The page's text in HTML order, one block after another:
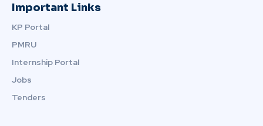
Important Links
KP Portal
PMRU
Internship Portal
Jobs
Tenders